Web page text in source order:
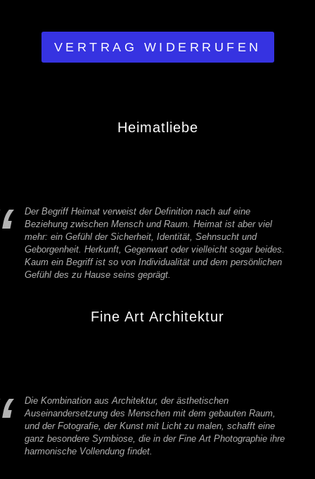
VERTRAG WIDERRUFEN
Heimatliebe
Der Begriff Heimat verweist der Definition nach auf eine
Beziehung zwischen Mensch und Raum. Heimat ist aber viel
mehr: ein Gefühl der Sicherheit, Identität, Sehnsucht und
Geborgenheit. Herkunft, Gegenwart oder vielleicht sogar beides.
Kaum ein Begriff ist so von Individualität und dem persönlichen
Gefühl des zu Hause seins geprägt.
Fine Art Architektur
Die Kombination aus Architektur, der ästhetischen
Auseinandersetzung des Menschen mit dem gebauten Raum,
und der Fotografie, der Kunst mit Licht zu malen, schafft eine
ganz besondere Symbiose, die in der Fine Art Photographie ihre
harmonische Vollendung findet.